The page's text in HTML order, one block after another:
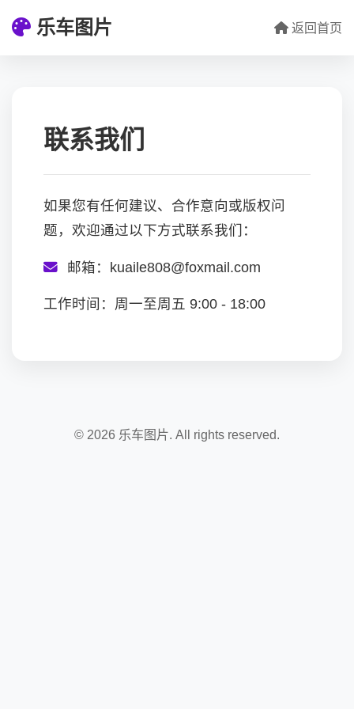
乐车图片 返回首页
联系我们
如果您有任何建议、合作意向或版权问
题，欢迎通过以下方式联系我们：
邮箱：kuaile808@foxmail.com
工作时间：周一至周五 9:00 - 18:00
© 2026 乐车图片. All rights reserved.